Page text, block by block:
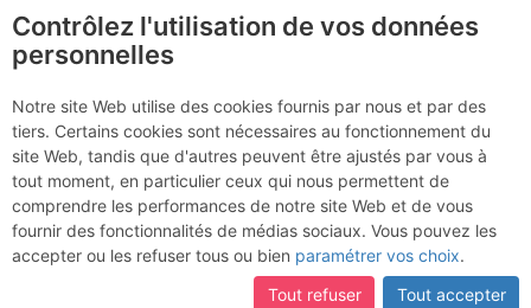
Pointe Thorant : Voie
des Lézards
Mardi 4 juillet 2017
Contrôlez l'utilisation de vos données
personnelles
Notre site Web utilise des cookies fournis par nous et par des
tiers. Certains cookies sont nécessaires au fonctionnement du
site Web, tandis que d'autres peuvent être ajustés par vous à
tout moment, en particulier ceux qui nous permettent de
comprendre les performances de notre site Web et de vous
fournir des fonctionnalités de médias sociaux. Vous pouvez les
accepter ou les refuser tous ou bien paramétrer vos choix.
Tout refuser
Tout accepter